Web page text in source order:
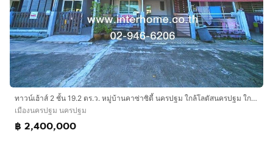
ทาวน์เฮ้าส์ 2 ชั้น 19.2 ตร.ว. หมู่บ้านคาซ่าซิตี้ นครปฐม ใกล้โลตัสนครปฐม ใกล้บริษัทไมโครลิสซิ่ง ถนนเพชรเกษม เมืองนครปฐม นครปฐม
เมืองนครปฐม นครปฐม
฿ 2,400,000